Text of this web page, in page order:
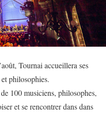
Tournai accueillera ses
philosophies.
100 musiciens, philosophes,
et se rencontrer dans dans